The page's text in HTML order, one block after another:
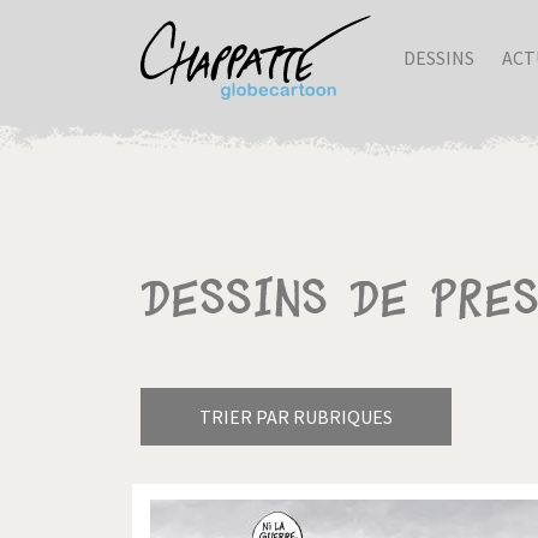
DESSINS
Dessins de
TRIER PAR RUBRIQUES
Armes à domicile